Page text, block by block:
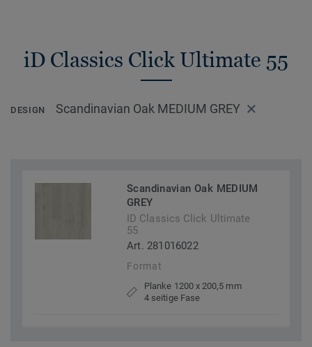
iD Classics Click Ultimate 55
DESIGN Scandinavian Oak MEDIUM GREY
Scandinavian Oak MEDIUM
GREY
ID Classics Click Ultimate
55
Art. 281016022
Format
Planke 1200 x 200,5 mm
4 seitige Fase